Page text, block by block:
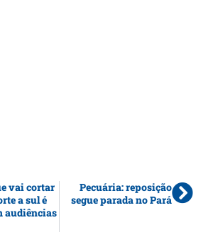
vai cortar
a sul é
audiências
Pecuária: reposição
segue parada no Pará